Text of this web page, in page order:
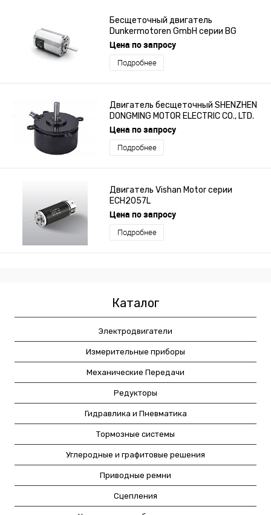
Бесщеточный двигатель
Dunkermotoren GmbH серии BG
32X10 KI
Цена по запросу
Подробнее
Двигатель бесщеточный SHENZHEN
DONGMING MOTOR ELECTRIC CO., LTD.
серии BL65
Цена по запросу
Подробнее
Двигатель Vishan Motor серии
ECH2057L
Цена по запросу
Подробнее
Каталог
Электродвигатели
Измерительные приборы
Механические Передачи
Редукторы
Гидравлика и Пневматика
Тормозные системы
Углеродные и графитовые решения
Приводные ремни
Сцепления